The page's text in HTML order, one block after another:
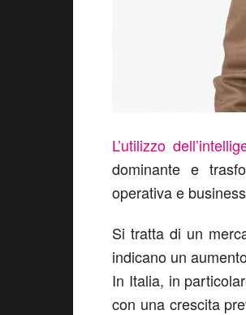
L’utilizzo
dominante e
operativa e
Si tratta di un
indicano un
In Italia, in
con una crescita